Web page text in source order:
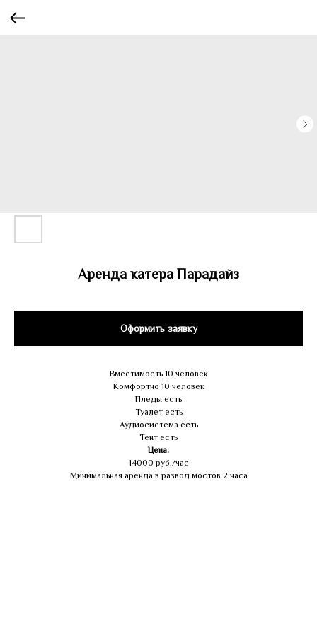
Аренда катера Парадайз
Оформить заявку
Вместимость 10 человек
Комфортно 10 человек
Пледы есть
Туалет есть
Аудиосистема есть
Тент есть
Цена:
14000 руб./час
Минимальная аренда в развод мостов 2 часа